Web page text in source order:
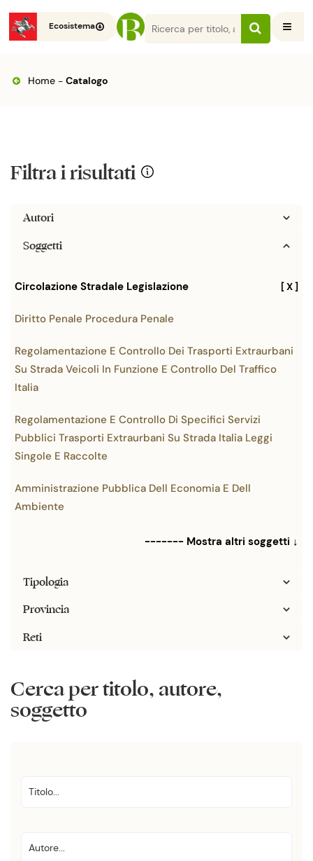
Ecosistema
Home- Catalogo
Filtra i risultati
Autori
Soggetti
Circolazione Stradale Legislazione [ X ]
Diritto Penale Procedura Penale
Regolamentazione E Controllo Dei Trasporti Extraurbani
Su Strada Veicoli In Funzione E Controllo Del Traffico
Italia
Regolamentazione E Controllo Di Specifici Servizi
Pubblici Trasporti Extraurbani Su Strada Italia Leggi
Singole E Raccolte
Amministrazione Pubblica Dell Economia E Dell
Ambiente
------- Mostra altri soggetti ↓
Tipologia
Provincia
Reti
Cerca per titolo, autore,
soggetto